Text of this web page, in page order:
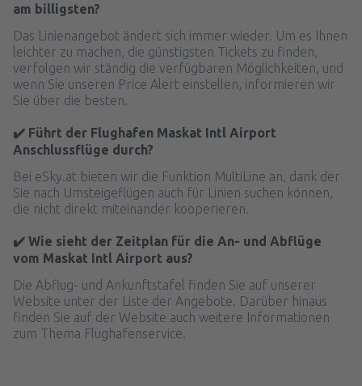
am billigsten?
Das Linienangebot ändert sich immer wieder. Um es Ihnen
leichter zu machen, die günstigsten Tickets zu finden,
verfolgen wir ständig die verfügbaren Möglichkeiten, und
wenn Sie unseren Price Alert einstellen, informieren wir
Sie über die besten.
✔️ Führt der Flughafen Maskat Intl Airport
Anschlussflüge durch?
Bei eSky.at bieten wir die Funktion MultiLine an, dank der
Sie nach Umsteigeflügen auch für Linien suchen können,
die nicht direkt miteinander kooperieren.
✔️ Wie sieht der Zeitplan für die An- und Abflüge
vom Maskat Intl Airport aus?
Die Abflug- und Ankunftstafel finden Sie auf unserer
Website unter der Liste der Angebote. Darüber hinaus
finden Sie auf der Website auch weitere Informationen
zum Thema Flughafenservice.